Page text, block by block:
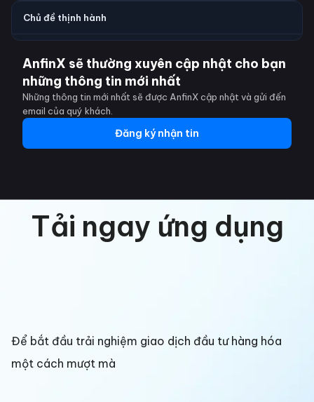
Chủ đề thịnh hành
AnfinX sẽ thường xuyên cập nhật cho bạn
những thông tin mới nhất
Những thông tin mới nhất sẽ được AnfinX cập nhật và gửi đến
email của quý khách.
Đăng ký nhận tin
Tải ngay ứng dụng
Để bắt đầu trải nghiệm giao dịch đầu tư hàng hóa
một cách mượt mà